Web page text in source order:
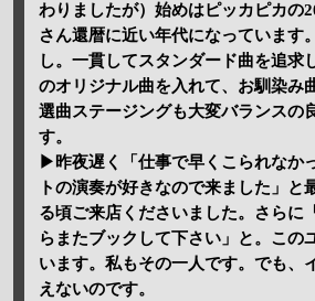
わりましたが）始めはピッカピカの
さん還暦に近い年代になっています
し。一貫してスタンダード曲を追求
のオリジナル曲を入れて、お馴染み
選曲ステージングも大変バランスの
す。
▶昨夜遅く「仕事で早くこられなか
トの演奏が好きなので来ました」と
る頃ご来店くださいました。さらに
らまたブックして下さい」と。この
います。私もその一人です。でも、
えないのです。